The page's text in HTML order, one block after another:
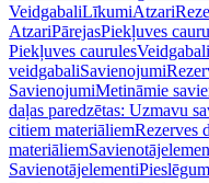
VeidgabaliLīkumiAtzari
AtzariPārejasPiekļuves
Piekļuves caurules
veidgabaliSavienojumi
SavienojumiMetināmie
daļas paredzētas: Uzmavu
citiem materiāliemRezerves
materiāliem
Savienotājelementi